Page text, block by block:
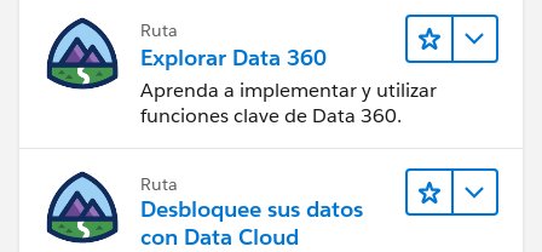
Ruta
Explorar Data 360
Aprenda a implementar y utilizar
funciones clave de Data 360.
Ruta
Desbloquee sus datos
con Data Cloud